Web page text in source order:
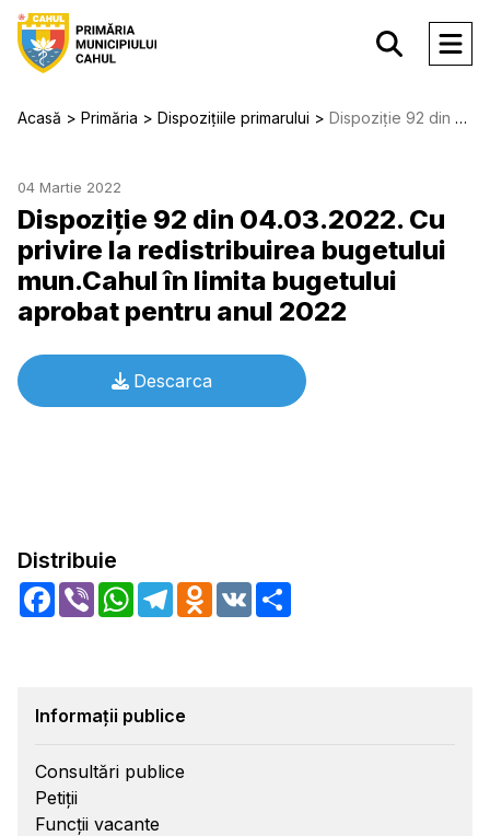
Acasă Primăria Dispozițiile primarului Dispoziție 92 din 04.03.2022. Cu privire la redistribuirea bugetului mun.Cahul în limita bugetului aprobat pentru anul 2022
04 Martie 2022
Dispoziție 92 din 04.03.2022. Cu
privire la redistribuirea bugetului
mun.Cahul în limita bugetului
aprobat pentru anul 2022
Descarca
Distribuie
Facebook
Viber WhatsApp
TelegramOdnoklassniki
VK
Informații publice
Consultări publice
Petiții
Funcții vacante